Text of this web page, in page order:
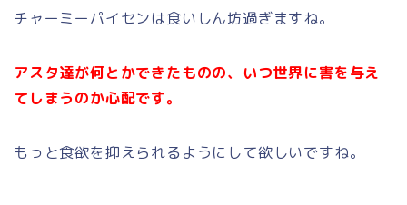
チャーミーパイセンは食いしん坊過ぎますね。
アスタ達が何とかできたものの、いつ世界に害を与え
てしまうのか心配です。
もっと食欲を抑えられるようにして欲しいですね。